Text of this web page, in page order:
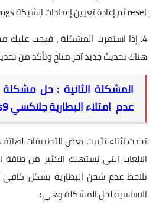
reset ثم إعادة تعيين إعدادات الشبكة Reset Network Settings
4. إذا استمرت المشكلة ، فيجب عليك
هناك تحديث جديد آخر متاح وتأكد من
المشكلة الثانية : حل
عدم امتلاء البطارية جلاكسي
الالعاب التي تستهلك الكثير من طاقة
تلاحظ عدم شحن البطارية بشكل
الاساسية لحل المشكلة وهي :